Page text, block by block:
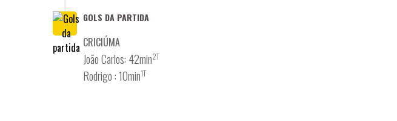
GOLS DA PARTIDA
CRICIÚMA
João Carlos: 42min2T
Rodrigo : 10min1T